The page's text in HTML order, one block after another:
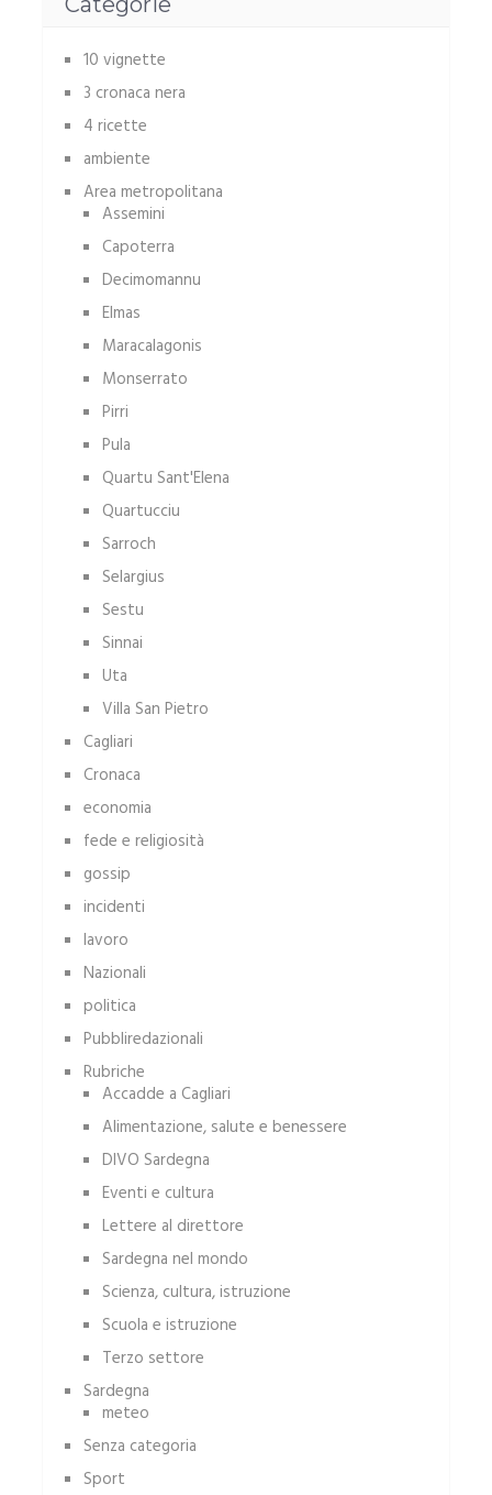
10 vignette
3 cronaca nera
4 ricette
ambiente
Area metropolitana
Assemini
Capoterra
Decimomannu
Elmas
Maracalagonis
Monserrato
Pirri
Pula
Quartu Sant'Elena
Quartucciu
Sarroch
Selargius
Sestu
Sinnai
Uta
Villa San Pietro
Cagliari
Cronaca
economia
fede e religiosità
gossip
incidenti
lavoro
Nazionali
politica
Pubbliredazionali
Rubriche
Accadde a Cagliari
Alimentazione, salute e benessere
DIVO Sardegna
Eventi e cultura
Lettere al direttore
Sardegna nel mondo
Scienza, cultura, istruzione
Scuola e istruzione
Terzo settore
Sardegna
meteo
Senza categoria
Sport